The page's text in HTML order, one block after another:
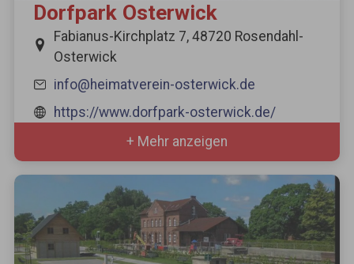
Dorfpark Osterwick
Fabianus-Kirchplatz 7, 48720 Rosendahl-
Osterwick
info@heimatverein-osterwick.de
https://www.dorfpark-osterwick.de/
+ Mehr anzeigen